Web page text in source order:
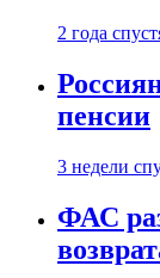
2 года
пенсии
3 недели
ФАС